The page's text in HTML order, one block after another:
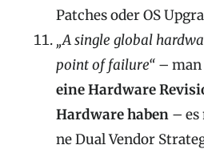
Patches oder OS
„A single global
point of failure“ – man
eine Hardware
Hardware haben –
ne Dual Vendor